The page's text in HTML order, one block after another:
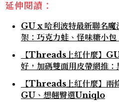
延伸閱讀：
GU x 哈利波特最新聯名魔
架：巧克力蛙、怪味糖小
【Threads上紅什麼】
好，加碼雙面用皮帶網推：
【Threads上紅什麼】兩
GU、想翹臀選Uniqlo